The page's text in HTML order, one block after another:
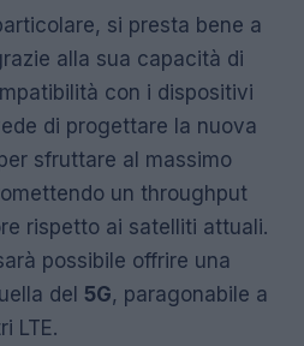
si presta bene a
alla sua capacità di
con i dispositivi
di progettare la nuova
sfruttare al massimo
un throughput
rispetto ai satelliti attuali.
possibile offrire una
del 5G, paragonabile a
LTE.